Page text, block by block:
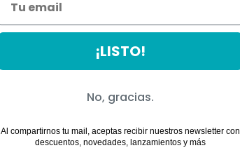
¡LISTO!
No, gracias.
Al compartirnos tu mail, aceptas recibir nuestros newsletter con
descuentos, novedades, lanzamientos y más